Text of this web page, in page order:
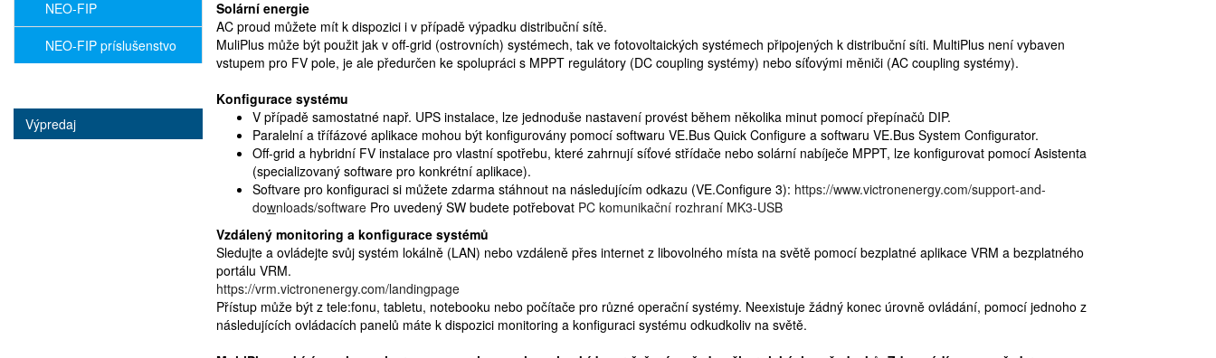
NEO-FIP
NEO-FIP príslušenstvo
Výpredaj
Solární energie
AC proud můžete mít k dispozici i v případě výpadku distribuční sítě.
MuliPlus může být použit jak v off-grid (ostrovních) systémech, tak ve fotovoltaických systémech připojených k distribuční síti. MultiPlus není vybaven
vstupem pro FV pole, je ale předurčen ke spolupráci s MPPT regulátory (DC coupling systémy) nebo síťovými měniči (AC coupling systémy).
Konfigurace systému
V případě samostatné např. UPS instalace, lze jednoduše nastavení provést během několika minut pomocí přepínačů DIP.
Paralelní a třífázové aplikace mohou být konfigurovány pomocí softwaru VE.Bus Quick Configure a softwaru VE.Bus System Configurator.
Off-grid a hybridní FV instalace pro vlastní spotřebu, které zahrnují síťové střídače nebo solární nabíječe MPPT, lze konfigurovat pomocí Asistenta
(specializovaný software pro konkrétní aplikace).
Softvare pro konfiguraci si můžete zdarma stáhnout na následujícím odkazu (VE.Configure 3): https://www.victronenergy.com/support-and-
downloads/software Pro uvedený SW budete potřebovat PC komunikační rozhraní MK3-USB
Vzdálený monitoring a konfigurace systémů
Sledujte a ovládejte svůj systém lokálně (LAN) nebo vzdáleně přes internet z libovolného místa na světě pomocí bezplatné aplikace VRM a bezplatného
portálu VRM.
https://vrm.victronenergy.com/landingpage
Přístup může být z tele:fonu, tabletu, notebooku nebo počítače pro různé operační systémy. Neexistuje žádný konec úrovně ovládání, pomocí jednoho z
následujících ovládacích panelů máte k dispozici monitoring a konfiguraci systému odkudkoliv na světě.